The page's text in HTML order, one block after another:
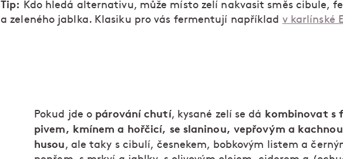
Tip:
Kdo hledá alternativu, může místo zelí nakvasit směs cibule,
a zeleného jablka. Klasiku pro vás fermentují například v karlínské
Pokud jde o párování chutí, kysané zelí se dá kombinovat s
pivem, kmínem a hořčicí, se slaninou, vepřovým a
husou , ale taky s cibulí, česnekem, bobkovým listem a